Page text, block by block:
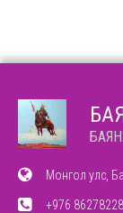
Монгол улс,
+976 86278228